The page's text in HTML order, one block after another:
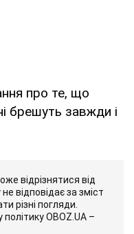
про те, що
брешуть завжди і
відрізнятися від
відповідає за зміст
різні погляди.
OBOZ.UA –